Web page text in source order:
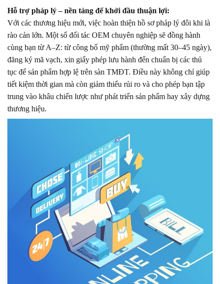
Hỗ trợ pháp lý – nền tảng để khởi đầu thuận lợi:
Với các thương hiệu mới, việc hoàn thiện hồ sơ pháp lý đôi khi là
rào cản lớn. Một số đối tác OEM chuyên nghiệp sẽ đồng hành
cùng bạn từ A–Z: từ công bố mỹ phẩm (thường mất 30–45 ngày),
đăng ký mã vạch, xin giấy phép lưu hành đến chuẩn bị các thủ
tục để sản phẩm hợp lệ trên sàn TMĐT. Điều này không chỉ giúp
tiết kiệm thời gian mà còn giảm thiểu rủi ro và cho phép bạn tập
trung vào khâu chiến lược như phát triển sản phẩm hay xây dựng
thương hiệu.